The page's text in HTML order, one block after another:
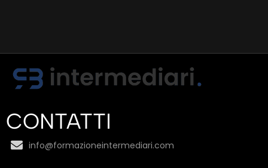
CONTATTI
info@formazioneintermediari.com